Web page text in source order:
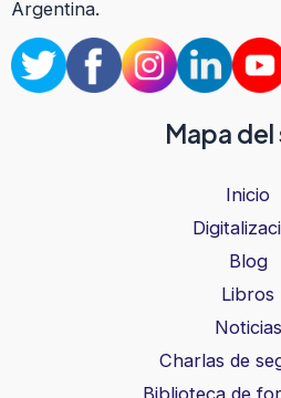
Argentina.
Mapa
Inicio
Blog
Libros
Noticias
Charlas de
Biblioteca de